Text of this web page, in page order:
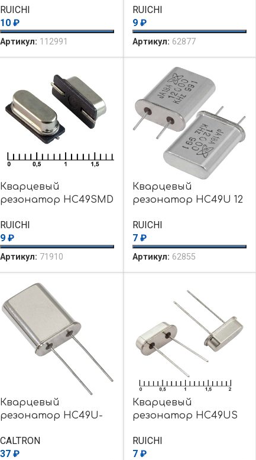
RUICHI
10₽
Артикул: 112991
RUICHI
9₽
Артикул: 62877
Кварцевый
резонатор HC49SMD
RUICHI
9₽
Артикул: 71910
Кварцевый
резонатор HC49U 12
RUICHI
7₽
Артикул: 62855
Кварцевый
резонатор HC49U-
CALTRON
CALTRON
37₽
Кварцевый
резонатор HC49US
30ppm
RUICHI
7₽